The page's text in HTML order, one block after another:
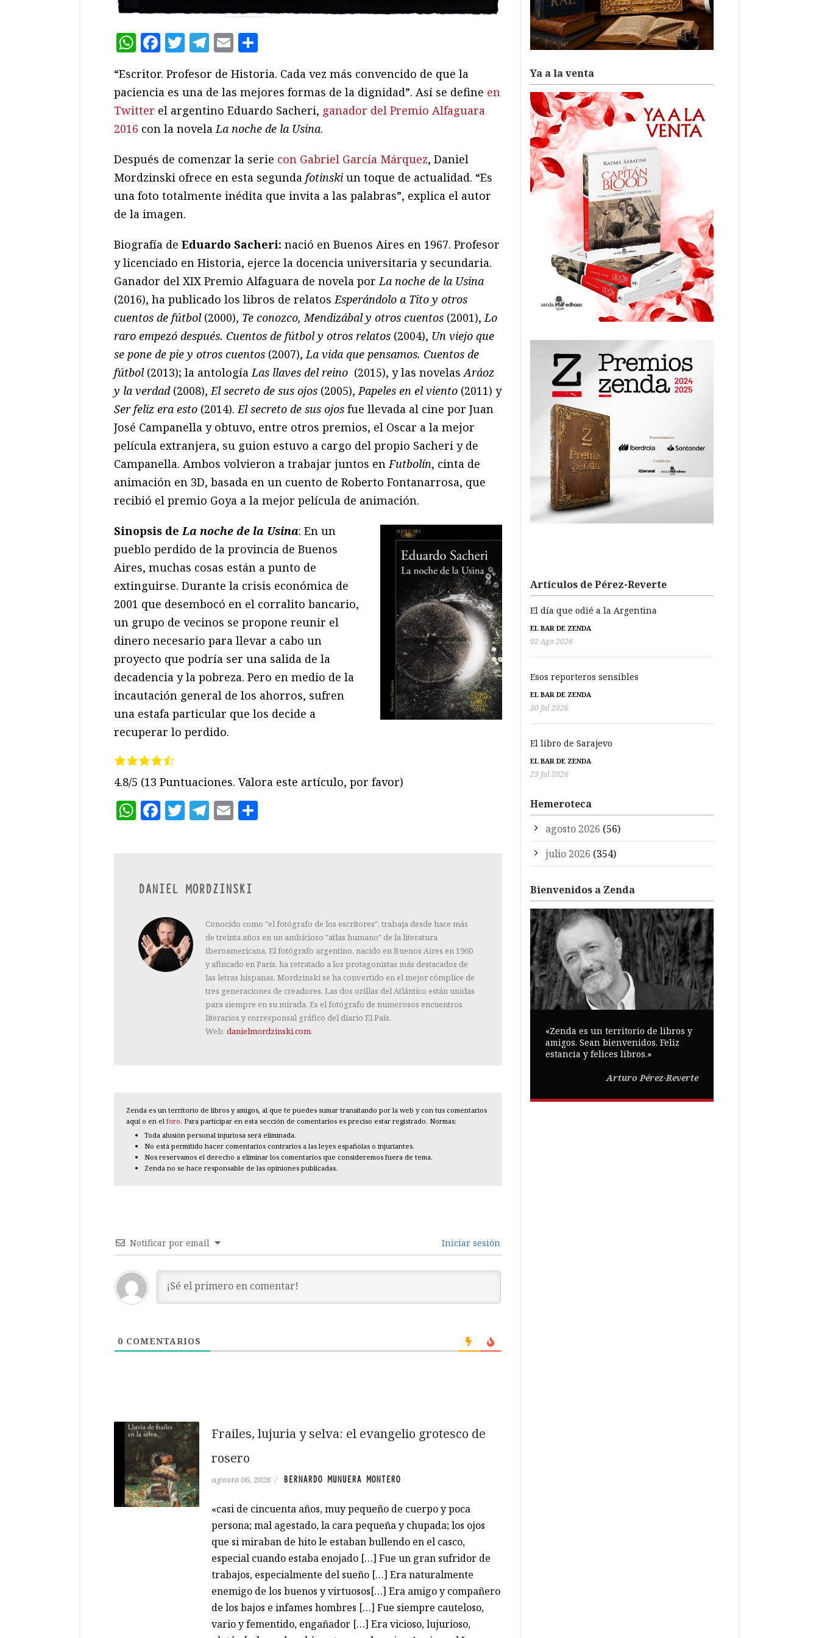
WhatsApp
Facebook
Twitter
Telegram
Email
“Escritor. Profesor de Historia. Cada vez más convencido de que la
paciencia es una de las mejores formas de la dignidad”. Así se define en
Twitter el argentino Eduardo Sacheri, ganador del Premio Alfaguara
2016 con la novelaLa noche de la Usina.
Después de comenzar la serie con Gabriel García Márquez, Daniel
Mordzinski ofrece en esta segunda fotinski un toque de actualidad. “Es
una foto totalmente inédita que invita a las palabras”, explica el autor
de la imagen.
Biografía de Eduardo Sacheri: nació en Buenos Aires en 1967. Profesor
y licenciado en Historia, ejerce la docencia universitaria y secundaria.
Ganador del XIX Premio Alfaguara de novela porLa noche de la Usina
(2016), ha publicado los libros de relatosEsperándolo a Tito y otros
cuentos de fútbol (2000), Te conozco, Mendizábal y otros cuentos (2001),Lo
raro empezó después. Cuentos de fútbol y otros relatos (2004), Un viejo que
se pone de pie y otros cuentos (2007),La vida que pensamos. Cuentos de
fútbol(2013); la antologíaLas llaves del reino (2015), y las novelasAráoz
y la verdad (2008),El secreto de sus ojos (2005),Papeles en el viento (2011) y
Ser feliz era esto (2014).El secreto de sus ojos fue llevada al cine por Juan
José Campanella y obtuvo, entre otros premios, el Oscar a la mejor
película extranjera, su guion estuvo a cargo del propio Sacheri y de
Campanella. Ambos volvieron a trabajar juntos enFutbolín, cinta de
animación en 3D, basada en un cuento de Roberto Fontanarrosa, que
recibió el premio Goya a la mejor película de animación.
Sinopsis deLa noche de la Usina: En un
pueblo perdido de la provincia de Buenos
Aires, muchas cosas están a punto de
extinguirse. Durante la crisis económica de
2001 que desembocó en el corralito bancario,
un grupo de vecinos se propone reunir el
dinero necesario para llevar a cabo un
proyecto que podría ser una salida de la
decadencia y la pobreza. Pero en medio de la
incautación general de los ahorros, sufren
una estafa particular que los decide a
recuperar lo perdido.
4.8/5 (13 Puntuaciones. Valora este artículo, por favor)
WhatsApp
Facebook
Twitter
Telegram
Email
DANIEL MORDZINSKI
Conocido como "el fotógrafo de los escritores", trabaja desde hace más
de treinta años en un ambicioso "atlas humano" de la literatura
iberoamericana. El fotógrafo argentino, nacido en Buenos Aires en 1960
y afincado en París, ha retratado a los protagonistas más destacados de
las letras hispanas. Mordzinski se ha convertido en el mejor cómplice de
tres generaciones de creadores. Las dos orillas del Atlántico están unidas
para siempre en su mirada. Es el fotógrafo de numerosos encuentros
literarios y corresponsal gráfico del diario El País.
Web: danielmordzinski.com.
Zenda es un territorio de libros y amigos, al que te puedes sumar transitando por la web y con tus comentarios
aquí o en el foro. Para participar en esta sección de comentarios es preciso estar registrado. Normas:
Toda alusión personal injuriosa será eliminada.
No está permitido hacer comentarios contrarios a las leyes españolas o injuriantes.
Nos reservamos el derecho a eliminar los comentarios que consideremos fuera de tema.
Zenda no se hace responsable de las opiniones publicadas.
Notificar por email Iniciar sesión
0 COMENTARIOS
Frailes, lujuria y selva: el evangelio grotesco de
rosero
agosto 06, 2026 / BERNARDO MUNUERA MONTERO
«casi de cincuenta años, muy pequeño de cuerpo y poca
persona; mal agestado, la cara pequeña y chupada; los ojos
que si miraban de hito le estaban bullendo en el casco,
especial cuando estaba enojado […] Fue un gran sufridor de
trabajos, especialmente del sueño […] Era naturalmente
enemigo de los buenos y virtuosos[…] Era amigo y compañero
de los bajos e infames hombres […] Fue siempre cauteloso,
vario y fementido, engañador […] Era vicioso, lujurioso,
Ya a la venta
Artículos de Pérez-Reverte
El día que odié a la Argentina
EL BAR DE ZENDA
02 Ago 2026
Esos reporteros sensibles
EL BAR DE ZENDA
30 Jul 2026
El libro de Sarajevo
EL BAR DE ZENDA
23 Jul 2026
Hemeroteca
agosto 2026 (56)
julio 2026 (354)
Bienvenidos a Zenda
«Zenda es un territorio de libros y
amigos. Sean bienvenidos. Feliz
estancia y felices libros.»
Arturo Pérez-Reverte